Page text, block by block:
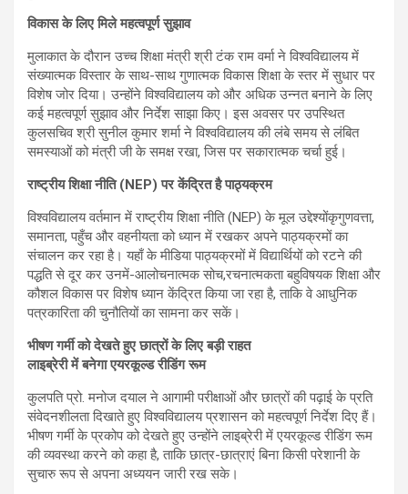
विकास के लिए मिले महत्वपूर्ण सुझाव
मुलाकात के दौरान उच्च शिक्षा मंत्री श्री टंक राम वर्मा ने विश्वविद्यालय में
संख्यात्मक विस्तार के साथ-साथ गुणात्मक विकास शिक्षा के स्तर में सुधार पर
विशेष जोर दिया। उन्होंने विश्वविद्यालय को और अधिक उन्नत बनाने के लिए
कई महत्वपूर्ण सुझाव और निर्देश साझा किए। इस अवसर पर उपस्थित
कुलसचिव श्री सुनील कुमार शर्मा ने विश्वविद्यालय की लंबे समय से लंबित
समस्याओं को मंत्री जी के समक्ष रखा, जिस पर सकारात्मक चर्चा हुई।
राष्ट्रीय शिक्षा नीति (NEP) पर केंद्रित है पाठ्यक्रम
विश्वविद्यालय वर्तमान में राष्ट्रीय शिक्षा नीति (NEP) के मूल उद्देश्योंकृगुणवत्ता,
समानता, पहुँच और वहनीयता को ध्यान में रखकर अपने पाठ्यक्रमों का
संचालन कर रहा है। यहाँ के मीडिया पाठ्यक्रमों में विद्यार्थियों को रटने की
पद्धति से दूर कर उनमें-आलोचनात्मक सोच,रचनात्मकता बहुविषयक शिक्षा और
कौशल विकास पर विशेष ध्यान केंद्रित किया जा रहा है, ताकि वे आधुनिक
पत्रकारिता की चुनौतियों का सामना कर सकें।
भीषण गर्मी को देखते हुए छात्रों के लिए बड़ी राहत
लाइब्रेरी में बनेगा एयरकूल्ड रीडिंग रूम
कुलपति प्रो. मनोज दयाल ने आगामी परीक्षाओं और छात्रों की पढ़ाई के प्रति
संवेदनशीलता दिखाते हुए विश्वविद्यालय प्रशासन को महत्वपूर्ण निर्देश दिए हैं।
भीषण गर्मी के प्रकोप को देखते हुए उन्होंने लाइब्रेरी में एयरकूल्ड रीडिंग रूम
की व्यवस्था करने को कहा है, ताकि छात्र-छात्राएं बिना किसी परेशानी के
सुचारु रूप से अपना अध्ययन जारी रख सके।